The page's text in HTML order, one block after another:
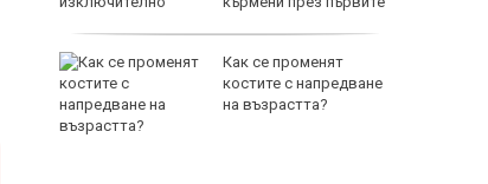
Как се променят
костите с напредване
на възрастта?